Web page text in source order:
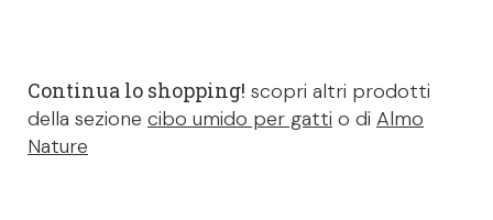
Continua lo shopping! scopri altri prodotti
della sezione cibo umido per gatti o di Almo
Nature